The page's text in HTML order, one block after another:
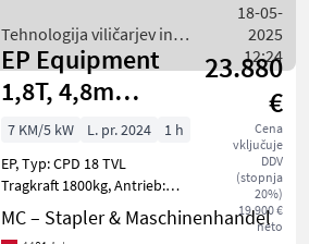
Vollfreihub, Hubhöhe: 4
Tehnologija viličarjev in
skladišča / EP Equipment
18-05-
2025
12:24
EP Equipment
1,8T, 4,8m
Triplex
NEUGERÄT
23.880
€
Cena
vključuje
DDV
(stopnja
20%)
19.900 €
neto
7 KM/5 kW L. pr. 2024
1 h
EP, Typ: CPD 18 TVL
Tragkraft 1800kg, Antrieb: 3
Rad Elektro Frontgabel-
Stapler, Baujahr: 2024,
MC – Stapler & Maschinenhandel